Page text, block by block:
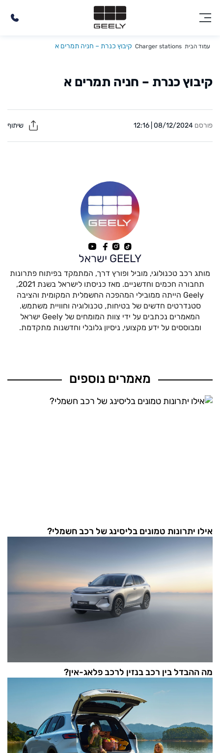
עמוד הבית Charger stations קיבוץ כנרת – חניה תמרים א
קיבוץ כנרת – חניה תמרים א
פורסם 08/12/2024 | 12:16
GEELY ישראל
מותג רכב טכנולוגי, מוביל ופורץ דרך, המתמקד בפיתוח פתרונות
תחבורה חכמים וחדשניים. מאז כניסתו לישראל בשנת 2021,
Geely הייתה ממובילי המהפכה החשמלית המקומית והציבה
סטנדרטים חדשים של בטיחות, טכנולוגיה וחוויית משתמש.
המאמרים נכתבים על ידי צוות המומחים של Geely ישראל
ומבוססים על ידע מקצועי, ניסיון גלובלי וחדשנות מתקדמת.
מאמרים נוספים
אילו יתרונות טמונים בליסינג של רכב חשמלי?
מה ההבדל בין רכב בנזין לרכב פלאג-אין?